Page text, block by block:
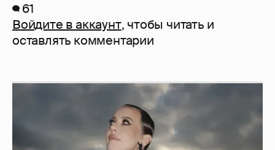
61
Войдите в аккаунт, чтобы читать и
оставлять комментарии